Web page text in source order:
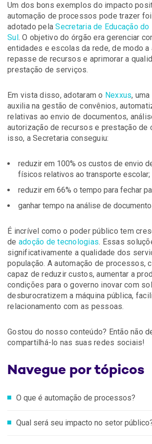
Um dos bons exemplos do impacto
automação de processos pode trazer
adotado pelaSecretaria de Educação
Sul. O objetivo do órgão era gerenciar
entidades e escolas da rede, de modo a
repasse de recursos e aprimorar a
prestação de serviços.
Em vista disso, adotaram o Nexxus,
auxilia na gestão de convênios,
relativas ao envio de documentos,
autorização de recursos e prestação de
isso, a Secretaria conseguiu:
reduzir em 100% os custos de envio
físicos relativos ao transporte escolar;
reduzir em 66% o tempo para fechar
ganhar tempo na análise de
É incrível como o poder público tem
de adoção de tecnologias. Essas
significativamente a qualidade dos
população. A automação de processos,
capaz de reduzir custos, aumentar a
condições para o governo inovar com
desburocratizem a máquina pública,
relacionamento com as pessoas.
Gostou do nosso conteúdo? Então não
compartilhá-lo nas suas redes sociais!
Navegue por tópicos
O que é automação de processos?
Qual será seu impacto no setor